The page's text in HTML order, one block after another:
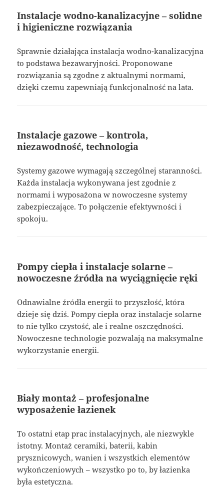
Instalacje wodno-kanalizacyjne – solidne
i higieniczne rozwiązania
Sprawnie działająca instalacja wodno-kanalizacyjna
to podstawa bezawaryjności. Proponowane
rozwiązania są zgodne z aktualnymi normami,
dzięki czemu zapewniają funkcjonalność na lata.
Instalacje gazowe – kontrola,
niezawodność, technologia
Systemy gazowe wymagają szczególnej staranności.
Każda instalacja wykonywana jest zgodnie z
normami i wyposażona w nowoczesne systemy
zabezpieczające. To połączenie efektywności i
spokoju.
Pompy ciepła i instalacje solarne –
nowoczesne źródła na wyciągnięcie ręki
Odnawialne źródła energii to przyszłość, która
dzieje się dziś. Pompy ciepła oraz instalacje solarne
to nie tylko czystość, ale i realne oszczędności.
Nowoczesne technologie pozwalają na maksymalne
wykorzystanie energii.
Biały montaż – profesjonalne
wyposażenie łazienek
To ostatni etap prac instalacyjnych, ale niezwykle
istotny. Montaż ceramiki, baterii, kabin
prysznicowych, wanien i wszystkich elementów
wykończeniowych – wszystko po to, by łazienka
była estetyczna.